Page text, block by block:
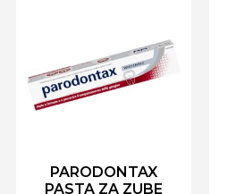
PARODONTAX
PASTA ZA ZUBE